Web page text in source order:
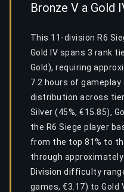
Bronze V a Gold
This 11-division R6
Gold IV spans 3 rank
Gold), requiring
7.2 hours of
distribution across
Silver (45%, €15.85),
the R6 Siege player
from the top 81% to
through approximately
Division difficulty
games, €3.17) to Gold